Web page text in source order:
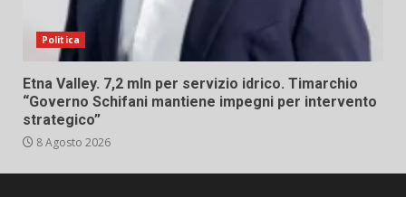
Politica
Etna Valley. 7,2 mln per servizio idrico. Timarchio
“Governo Schifani mantiene impegni per intervento
strategico”
8 Agosto 2026